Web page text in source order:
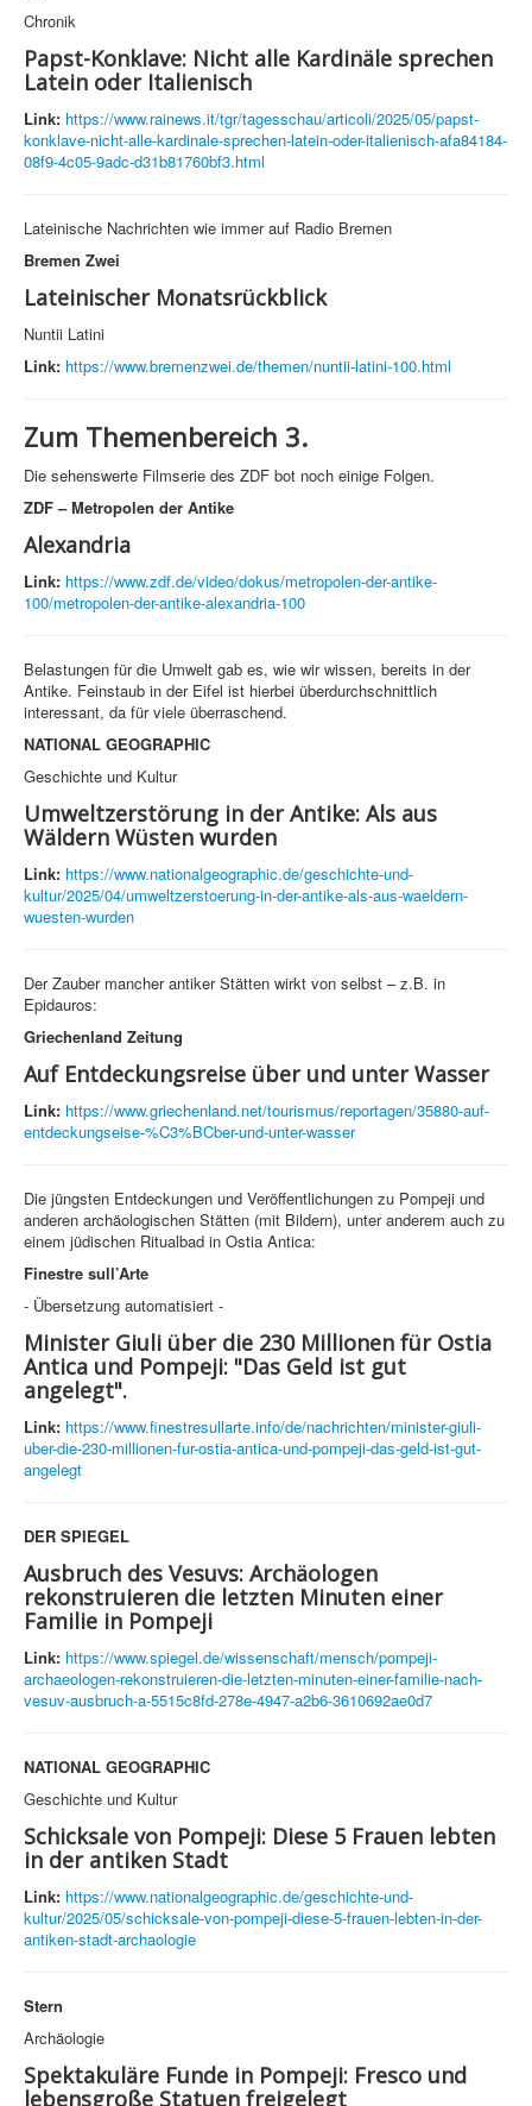
Chronik
Papst-Konklave: Nicht alle Kardinäle sprechen
Latein oder Italienisch
Link: https://www.rainews.it/tgr/tagesschau/articoli/2025/05/papst-
konklave-nicht-alle-kardinale-sprechen-latein-oder-italienisch-afa84184-
08f9-4c05-9adc-d31b81760bf3.html
Lateinische Nachrichten wie immer auf Radio Bremen
Bremen Zwei
Lateinischer Monatsrückblick
Nuntii Latini
Link: https://www.bremenzwei.de/themen/nuntii-latini-100.html
Zum Themenbereich 3.
Die sehenswerte Filmserie des ZDF bot noch einige Folgen.
ZDF – Metropolen der Antike
Alexandria
Link: https://www.zdf.de/video/dokus/metropolen-der-antike-
100/metropolen-der-antike-alexandria-100
Belastungen für die Umwelt gab es, wie wir wissen, bereits in der
Antike. Feinstaub in der Eifel ist hierbei überdurchschnittlich
interessant, da für viele überraschend.
NATIONAL GEOGRAPHIC
Geschichte und Kultur
Umweltzerstörung in der Antike: Als aus
Wäldern Wüsten wurden
Link: https://www.nationalgeographic.de/geschichte-und-
kultur/2025/04/umweltzerstoerung-in-der-antike-als-aus-waeldern-
wuesten-wurden
Der Zauber mancher antiker Stätten wirkt von selbst – z.B. in
Epidauros:
Griechenland Zeitung
Auf Entdeckungsreise über und unter Wasser
Link: https://www.griechenland.net/tourismus/reportagen/35880-auf-
entdeckungseise-%C3%BCber-und-unter-wasser
Die jüngsten Entdeckungen und Veröffentlichungen zu Pompeji und
anderen archäologischen Stätten (mit Bildern), unter anderem auch zu
einem jüdischen Ritualbad in Ostia Antica:
Finestre sull’Arte
- Übersetzung automatisiert -
Minister Giuli über die 230 Millionen für Ostia
Antica und Pompeji: "Das Geld ist gut
angelegt".
Link: https://www.finestresullarte.info/de/nachrichten/minister-giuli-
uber-die-230-millionen-fur-ostia-antica-und-pompeji-das-geld-ist-gut-
angelegt
DER SPIEGEL
Ausbruch des Vesuvs: Archäologen
rekonstruieren die letzten Minuten einer
Familie in Pompeji
Link: https://www.spiegel.de/wissenschaft/mensch/pompeji-
archaeologen-rekonstruieren-die-letzten-minuten-einer-familie-nach-
vesuv-ausbruch-a-5515c8fd-278e-4947-a2b6-3610692ae0d7
NATIONAL GEOGRAPHIC
Geschichte und Kultur
Schicksale von Pompeji: Diese 5 Frauen lebten
in der antiken Stadt
Link: https://www.nationalgeographic.de/geschichte-und-
kultur/2025/05/schicksale-von-pompeji-diese-5-frauen-lebten-in-der-
antiken-stadt-archaologie
Stern
Archäologie
Spektakuläre Funde in Pompeji: Fresco und
lebensgroße Statuen freigelegt